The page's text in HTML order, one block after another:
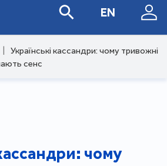
EN
Українські кассандри: чому тривожні
сенс
чому